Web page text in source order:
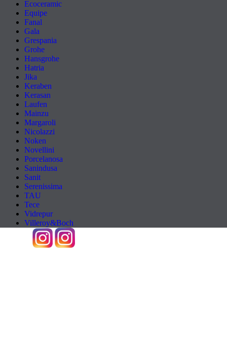
Ecoceramic
Equipe
Fanal
Gala
Grespania
Grohe
Hansgrohe
Hatria
Jika
Keraben
Kerasan
Laufen
Mainzu
Margaroli
Nicolazzi
Noken
Novellini
Porcelanosa
Sanindusa
Sanit
Serenissima
TAU
Tece
Vidrepur
Villeroy&Boch